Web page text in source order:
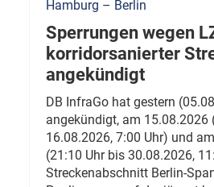
Hamburg – Berlin
Sperrungen wegen
korridorsanierter
angekündigt
DB InfraGo hat gestern
angekündigt, am 15.08.2026
16.08.2026, 7:00 Uhr) und
(21:10 Uhr bis 30.08.2026,
Streckenabschnitt Berlin-